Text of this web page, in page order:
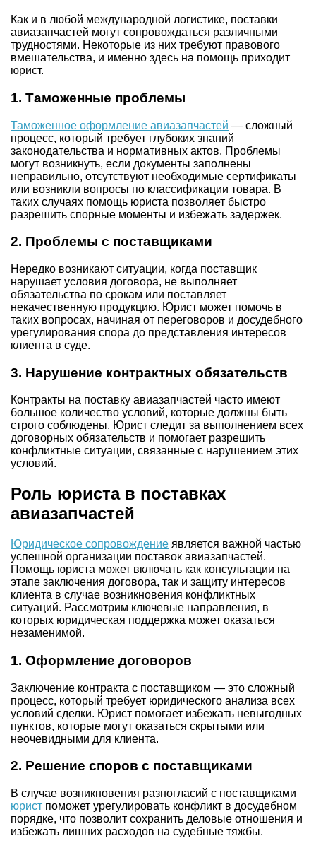
Как и в любой международной логистике, поставки
авиазапчастей могут сопровождаться различными
трудностями. Некоторые из них требуют правового
вмешательства, и именно здесь на помощь приходит
юрист.
1. Таможенные проблемы
Таможенное оформление авиазапчастей — сложный
процесс, который требует глубоких знаний
законодательства и нормативных актов. Проблемы
могут возникнуть, если документы заполнены
неправильно, отсутствуют необходимые сертификаты
или возникли вопросы по классификации товара. В
таких случаях помощь юриста позволяет быстро
разрешить спорные моменты и избежать задержек.
2. Проблемы с поставщиками
Нередко возникают ситуации, когда поставщик
нарушает условия договора, не выполняет
обязательства по срокам или поставляет
некачественную продукцию. Юрист может помочь в
таких вопросах, начиная от переговоров и досудебного
урегулирования спора до представления интересов
клиента в суде.
3. Нарушение контрактных обязательств
Контракты на поставку авиазапчастей часто имеют
большое количество условий, которые должны быть
строго соблюдены. Юрист следит за выполнением всех
договорных обязательств и помогает разрешить
конфликтные ситуации, связанные с нарушением этих
условий.
Роль юриста в поставках
авиазапчастей
Юридическое сопровождение является важной частью
успешной организации поставок авиазапчастей.
Помощь юриста может включать как консультации на
этапе заключения договора, так и защиту интересов
клиента в случае возникновения конфликтных
ситуаций. Рассмотрим ключевые направления, в
которых юридическая поддержка может оказаться
незаменимой.
1. Оформление договоров
Заключение контракта с поставщиком — это сложный
процесс, который требует юридического анализа всех
условий сделки. Юрист помогает избежать невыгодных
пунктов, которые могут оказаться скрытыми или
неочевидными для клиента.
2. Решение споров с поставщиками
В случае возникновения разногласий с поставщиками
юрист поможет урегулировать конфликт в досудебном
порядке, что позволит сохранить деловые отношения и
избежать лишних расходов на судебные тяжбы.